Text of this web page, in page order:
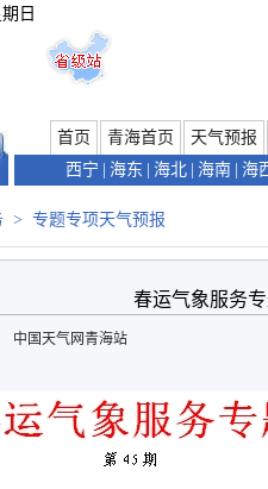
日
首页 青海首页
天气预报
西宁
海东 海北 海南 海
> 专题专项天气预报
春运气象服务
中国天气网青海站